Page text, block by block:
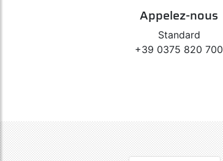
Appelez-nous
Standard
+39 0375 820 700